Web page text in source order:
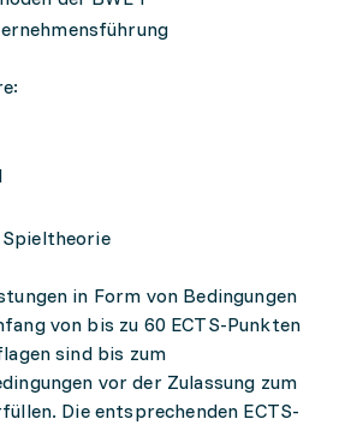
in Form von Bedingungen
von bis zu 60 ECTS-Punkten
sind bis zum
vor der Zulassung zum
Die entsprechenden ECTS-